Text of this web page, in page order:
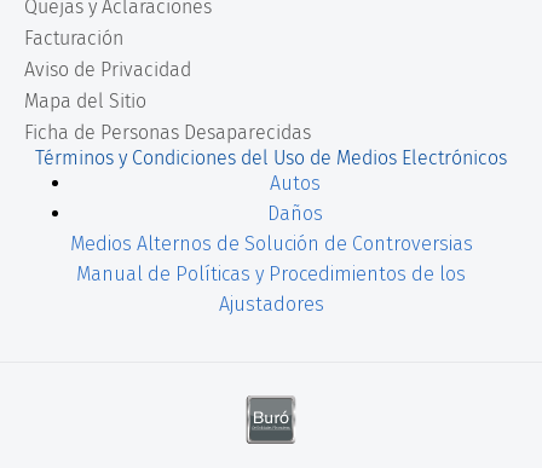
Quejas y Aclaraciones
Facturación
Aviso de Privacidad
Mapa del Sitio
Ficha de Personas Desaparecidas
Términos y Condiciones del Uso de Medios Electrónicos
Autos
Daños
Medios Alternos de Solución de Controversias
Manual de Políticas y Procedimientos de los
Ajustadores